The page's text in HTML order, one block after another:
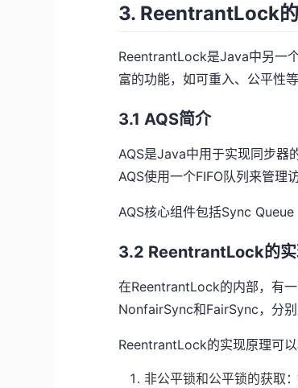
3. ReentrantLock的
ReentrantLock是Java中另一
富的功能，如可重入、公平性
3.1 AQS简介
AQS是Java中用于实现同步器
AQS使用一个FIFO队列来管理
AQS核心组件包括Sync
3.2 ReentrantLock的
在ReentrantLock的内部，有
NonfairSync和FairSync，分别
ReentrantLock的实现原理可以
非公平锁和公平锁的获取